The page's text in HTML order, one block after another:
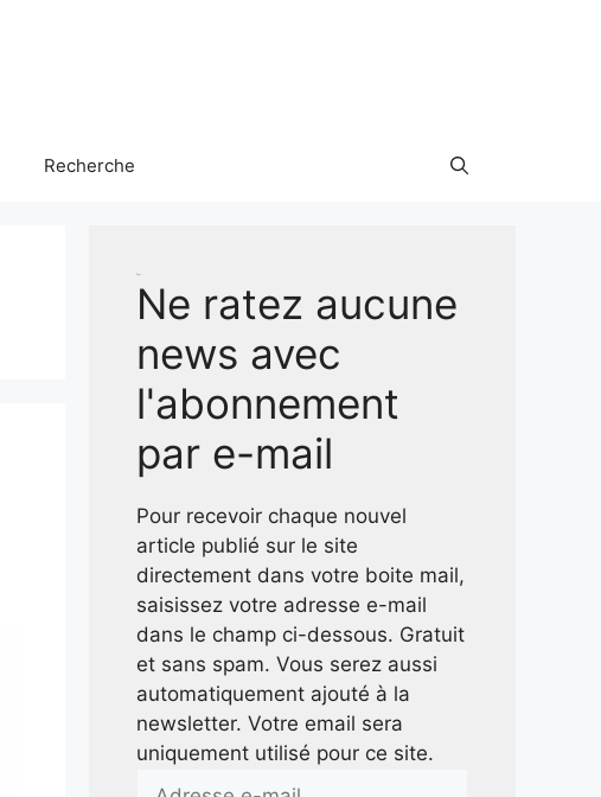
Recherche
Ne ratez aucune
news avec
l'abonnement
par e-mail
Pour recevoir chaque nouvel
article publié sur le site
directement dans votre boite mail,
saisissez votre adresse e-mail
dans le champ ci-dessous. Gratuit
et sans spam. Vous serez aussi
automatiquement ajouté à la
newsletter. Votre email sera
uniquement utilisé pour ce site.